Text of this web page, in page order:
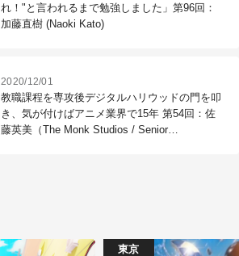
れ！"と言われるまで勉強しました」第96回：
加藤直樹 (Naoki Kato)
2020/12/01
教職課程を専攻後デジタルハリウッドの門を叩
き、気が付けばアニメ業界で15年 第54回：佐
藤英美（The Monk Studios / Senior
東京